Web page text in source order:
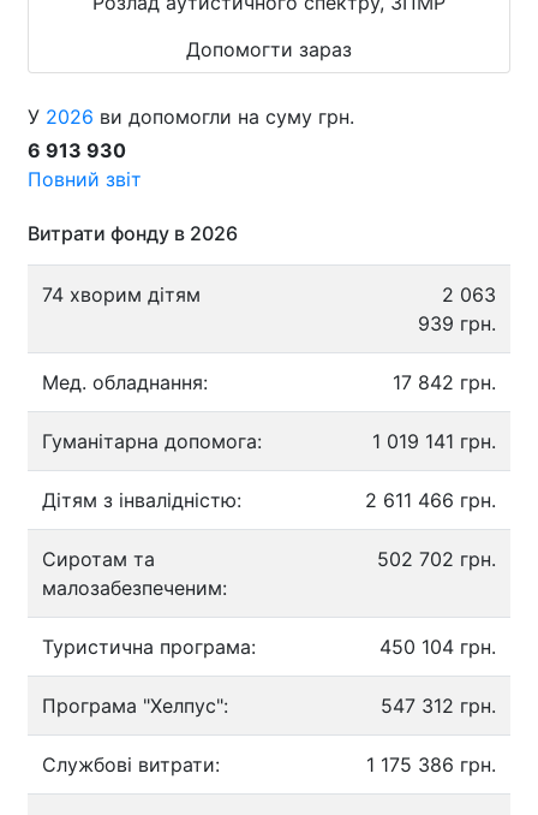
Допомогти зараз
У 2026 ви допомогли на суму грн.
6 913 930
Повний звіт
Витрати фонду в 2026
74 хворим дітям
2 063
939 грн.
Мед. обладнання: 17 842 грн.
Гуманітарна допомога: 1 019 141 грн.
Дітям з інвалідністю: 2 611 466 грн.
Сиротам та
малозабезпеченим:
502 702 грн.
Туристична програма: 450 104 грн.
Програма "Хелпус": 547 312 грн.
Службові витрати: 1 175 386 грн.